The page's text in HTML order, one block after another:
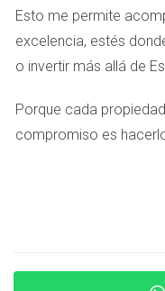
CASO
ÁNGULO
El ángulo desde el
completamente la
técnicas fotográficas,
Esto me permite
excelencia, estés
o invertir más allá de
Porque cada
compromiso es